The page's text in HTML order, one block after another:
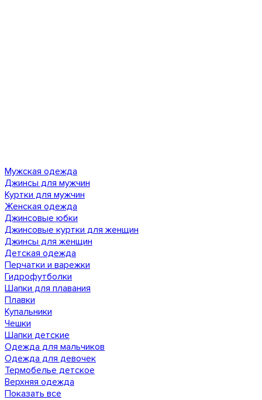
Мужская одежда
Джинсы для мужчин
Куртки для мужчин
Женская одежда
Джинсовые юбки
Джинсовые куртки для женщин
Джинсы для женщин
Детская одежда
Перчатки и варежки
Гидрофутболки
Шапки для плавания
Плавки
Купальники
Чешки
Шапки детские
Одежда для мальчиков
Одежда для девочек
Термобелье детское
Верхняя одежда
Показать все